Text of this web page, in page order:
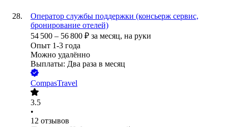
Оператор службы поддержки (консьерж сервис,
бронирование отелей)
54 500 – 56 800 ₽ за месяц, на руки
Опыт 1-3 года
Можно удалённо
Выплаты: Два раза в месяц
CompasTravel
3.5
•
12 отзывов